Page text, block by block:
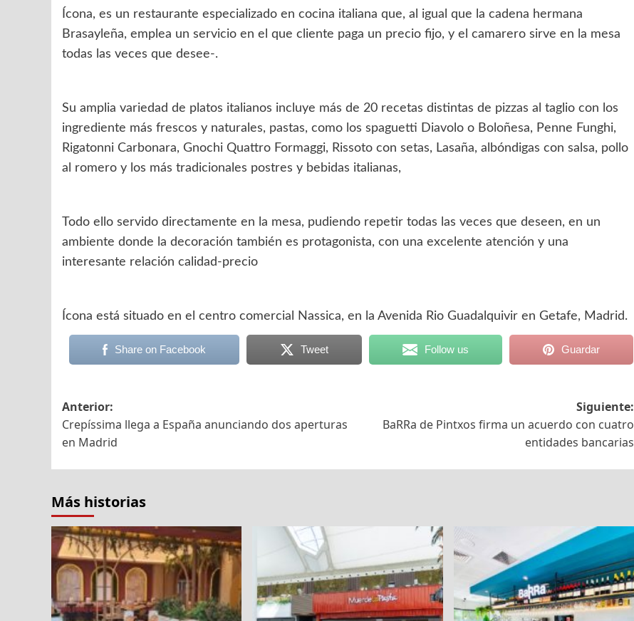
Ícona, es un restaurante especializado en cocina italiana que, al igual que la cadena hermana
Brasayleña, emplea un servicio en el que cliente paga un precio fijo, y el camarero sirve en la mesa
todas las veces que desee-.
Su amplia variedad de platos italianos incluye más de 20 recetas distintas de pizzas al taglio con los
ingrediente más frescos y naturales, pastas, como los spaguetti Diavolo o Boloñesa, Penne Funghi,
Rigatonni Carbonara, Gnochi Quattro Formaggi, Rissoto con setas, Lasaña, albóndigas con salsa, pollo
al romero y los más tradicionales postres y bebidas italianas,
Todo ello servido directamente en la mesa, pudiendo repetir todas las veces que deseen, en un
ambiente donde la decoración también es protagonista, con una excelente atención y una
interesante relación calidad-precio
Ícona está situado en el centro comercial Nassica, en la Avenida Rio Guadalquivir en Getafe, Madrid.
Share on Facebook Tweet Follow us Guardar
Navegación
de
entradas
Anterior:
Crepíssima llega a España anunciando dos aperturas
en Madrid
Siguiente:
BaRRa de Pintxos firma un acuerdo con cuatro
entidades bancarias
Más historias